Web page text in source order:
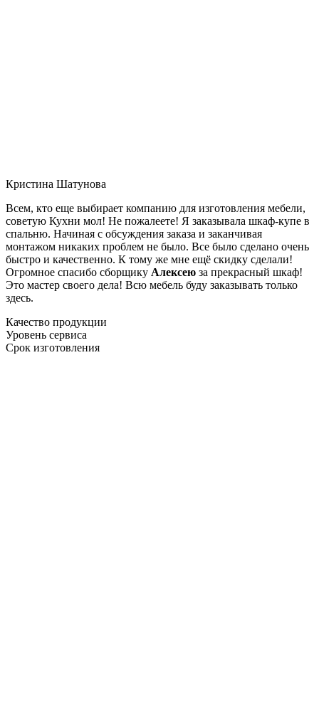
Кристина Шатунова
Всем, кто еще выбирает компанию для изготовления мебели,
советую Кухни мол! Не пожалеете! Я заказывала шкаф-купе в
спальню. Начиная с обсуждения заказа и заканчивая
монтажом никаких проблем не было. Все было сделано очень
быстро и качественно. К тому же мне ещё скидку сделали!
Огромное спасибо сборщику Алексею за прекрасный шкаф!
Это мастер своего дела! Всю мебель буду заказывать только
здесь.
Качество продукции
Уровень сервиса
Срок изготовления